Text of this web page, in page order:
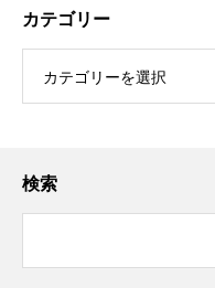
カテゴリー
カテゴリーを選択
検索